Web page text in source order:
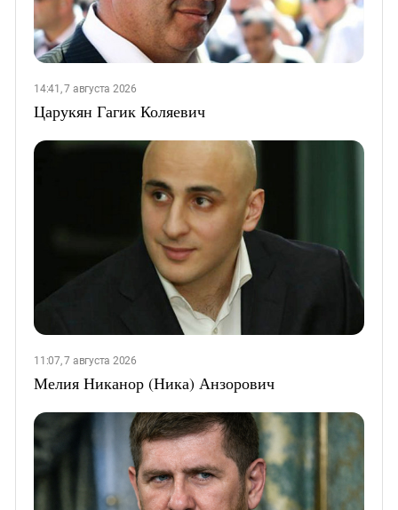
14:41, 7 августа 2026
Царукян Гагик Коляевич
11:07, 7 августа 2026
Мелия Никанор (Ника) Анзорович